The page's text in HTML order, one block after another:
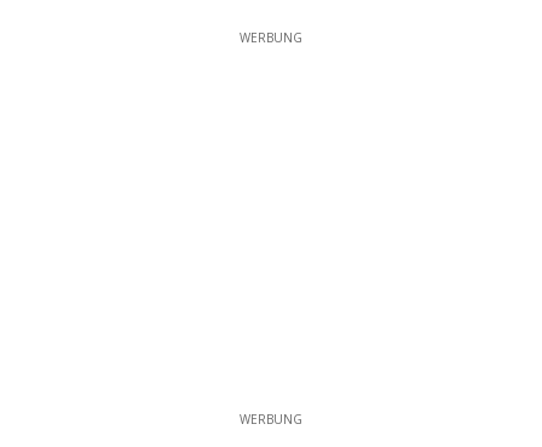
WERBUNG
WERBUNG